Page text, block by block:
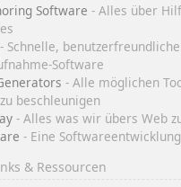
Software - Alles über
- Schnelle,
Software
- Alle möglichen
beschleunigen
- Alles was wir übers Web
- Eine
& Ressourcen